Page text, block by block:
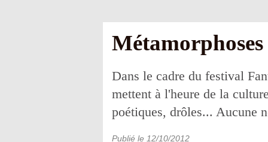
Dans le cadre du festival
mettent à l'heure de la
poétiques, drôles... Aucune
Publié le 12/10/2012